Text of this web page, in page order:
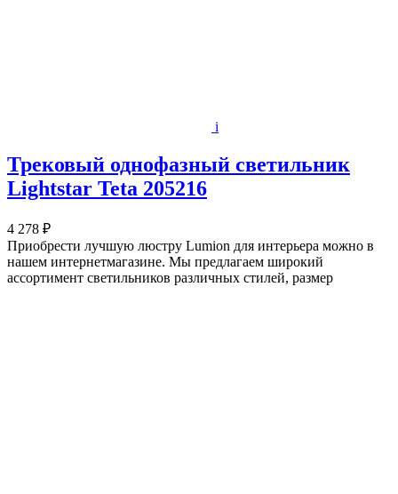
i
Трековый однофазный светильник
Lightstar Teta 205216
4 278 ₽
Приобрести лучшую люстру Lumion для интерьера можно в
нашем интернетмагазине. Мы предлагаем широкий
ассортимент светильников различных стилей, размер